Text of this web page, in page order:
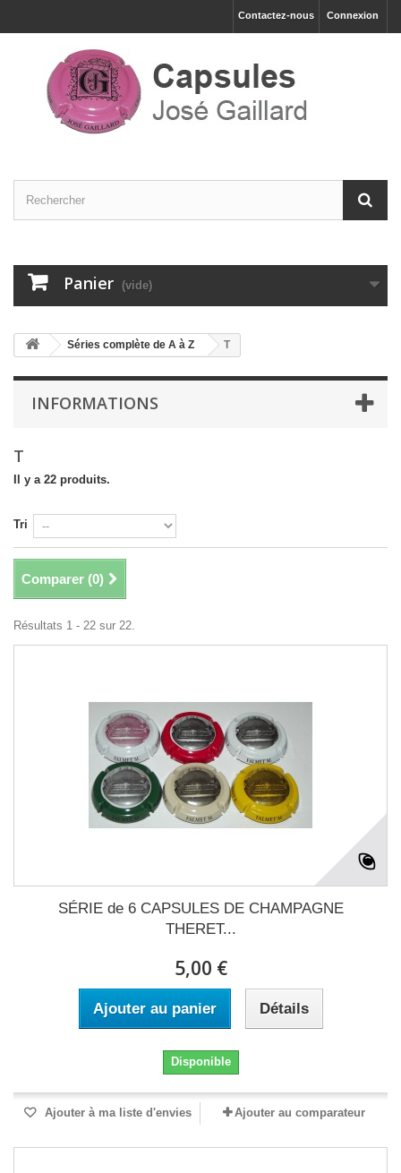
Connexion
Contactez-nous
Panier (vide)
Séries complète de A à Z T
INFORMATIONS
T
Il y a 22 produits.
Tri
Comparer (0)
Résultats 1 - 22 sur 22.
SÉRIE de 6 CAPSULES DE CHAMPAGNE
THERET...
5,00 €
Ajouter au panier Détails
Disponible
Ajouter à ma liste d'envies Ajouter au comparateur